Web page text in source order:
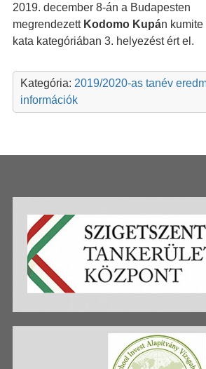
2019. december 8-án a Budapesten
megrendezett Kodomo Kupán kumite
kata kategóriában 3. helyezést ért el.
Kategória: 2019/2020-as tanév
információk